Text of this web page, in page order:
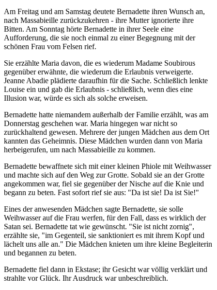
Am Freitag und am Samstag deutete Bernadette ihren Wunsch an,
nach Massabieille zurückzukehren - ihre Mutter ignorierte ihre
Bitten. Am Sonntag hörte Bernadette in ihrer Seele eine
Aufforderung, die sie noch einmal zu einer Begegnung mit der
schönen Frau vom Felsen rief.
Sie erzählte Maria davon, die es wiederum Madame Soubirous
gegenüber erwähnte, die wiederum die Erlaubnis verweigerte.
Jeanne Abadie plädierte daraufhin für die Sache. Schließlich lenkte
Louise ein und gab die Erlaubnis - schließlich, wenn dies eine
Illusion war, würde es sich als solche erweisen.
Bernadette hatte niemandem außerhalb der Familie erzählt, was am
Donnerstag geschehen war. Maria hingegen war nicht so
zurückhaltend gewesen. Mehrere der jungen Mädchen aus dem Ort
kannten das Geheimnis. Diese Mädchen wurden dann von Maria
herbeigerufen, um nach Massabieille zu kommen.
Bernadette bewaffnete sich mit einer kleinen Phiole mit Weihwasser
und machte sich auf den Weg zur Grotte. Sobald sie an der Grotte
angekommen war, fiel sie gegenüber der Nische auf die Knie und
begann zu beten. Fast sofort rief sie aus: "Da ist sie! Da ist Sie!"
Eines der anwesenden Mädchen sagte Bernadette, sie solle
Weihwasser auf die Frau werfen, für den Fall, dass es wirklich der
Satan sei. Bernadette tat wie gewünscht. "Sie ist nicht zornig",
erzählte sie, "im Gegenteil, sie sanktioniert es mit ihrem Kopf und
lächelt uns alle an." Die Mädchen knieten um ihre kleine Begleiterin
und begannen zu beten.
Bernadette fiel dann in Ekstase; ihr Gesicht war völlig verklärt und
strahlte vor Glück. Ihr Ausdruck war unbeschreiblich.